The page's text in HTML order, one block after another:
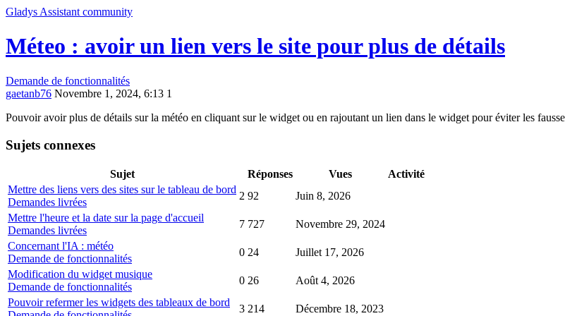
Gladys Assistant community
Méteo : avoir un lien vers le site pour plus de détails
Demande de fonctionnalités
gaetanb76 Novembre 1, 2024, 6:13 1
Pouvoir avoir plus de détails sur la météo en cliquant sur le widget ou en rajoutant un lien dans le widget pour éviter les
Sujets connexes
Sujet Réponses Vues
Activité
Mettre des liens vers des sites sur le tableau de bord
Demandes livrées
2 92
Juin 8, 2026
Mettre l'heure et la date sur la page d'accueil
Demandes livrées
7 727
Novembre 29, 2024
Concernant l'IA : météo
Demande de fonctionnalités
0 24
Juillet 17, 2026
Modification du widget musique
Demande de fonctionnalités
0 26
Août 4, 2026
Pouvoir refermer les widgets des tableaux de bord
3 214 Décembre 18, 2023